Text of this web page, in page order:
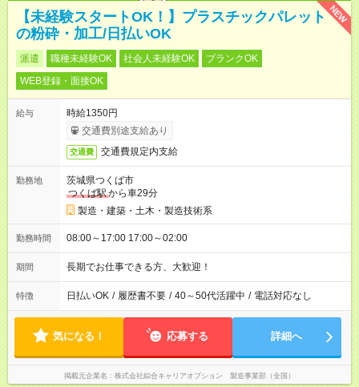
NEW
【未経験スタートOK！】プラスチックパレット
の粉砕・加工/日払いOK
派遣 職種未経験OK 社会人未経験OK
ブランクOK
WEB登録・面接OK
給与
時給1350円
交通費別途支給あり
交通費 交通費規定内支給
勤務地
茨城県つくば市
つくば駅から車29分
製造・建築・土木・製造技術系
勤務時間 08:00～17:00 17:00～02:00
期間 長期でお仕事できる方、大歓迎！
特徴 日払いOK / 履歴書不要 / 40～50代活躍中 / 電話対応なし
気になる！ 応募する 詳細へ
掲載元企業名 株式会社綜合キャリアオプション 製造事業部（全国）